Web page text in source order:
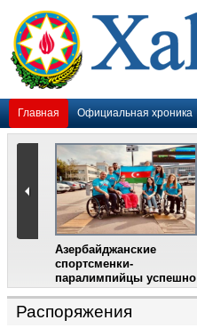
Главная Официальная хроника
Азербайджанские
спортсменки-
паралимпийцы успешно
выступили на III
Международном
фестивале парашютного
Распоряжения